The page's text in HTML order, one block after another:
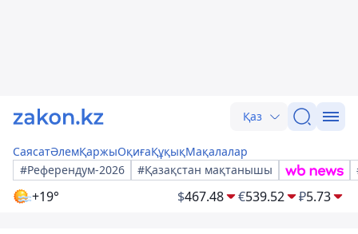
Қаз
СаясатӘлемҚаржыОқиғаҚұқықМақалалар
#Референдум-2026
#Қазақстан мақтанышы
+19° $467.48 €539.52 ₽5.73